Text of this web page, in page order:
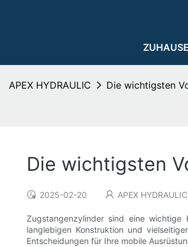
ZUHAUSE
APEX HYDRAULIC Die wichtigsten
Die wichtigsten
2025-02-20 APEX HYDRAULIC
Zugstangenzylinder sind eine
langlebigen Konstruktion und
Entscheidungen für Ihre mobile